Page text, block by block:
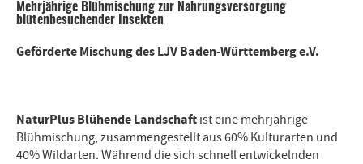
Mehrjährige Blühmischung zur Nahrungsversorgung
blütenbesuchender Insekten
Geförderte Mischung des LJV Baden-Württemberg e.V.
NaturPlus Blühende Landschaft ist eine mehrjährige
Blühmischung, zusammengestellt aus 60% Kulturarten und
40% Wildarten. Während die sich schnell entwickelnden